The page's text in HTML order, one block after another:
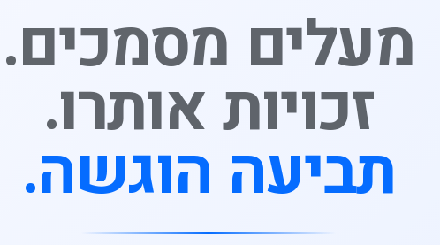
מעלים מסמכים.
זכויות אותרו.
תביעה הוגשה.